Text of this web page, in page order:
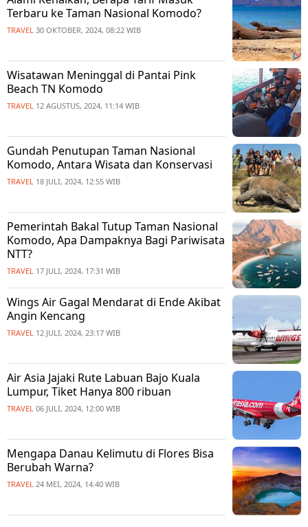
Terbaru ke Taman Nasional Komodo?
TRAVEL 30 OKTOBER, 2024, 08:22 WIB
Wisatawan Meninggal di Pantai Pink
Beach TN Komodo
TRAVEL 12 AGUSTUS, 2024, 11:14 WIB
Gundah Penutupan Taman Nasional
Komodo, Antara Wisata dan Konservasi
TRAVEL 18 JULI, 2024, 12:55 WIB
Pemerintah Bakal Tutup Taman Nasional
Komodo, Apa Dampaknya Bagi Pariwisata
NTT?
TRAVEL 17 JULI, 2024, 17:31 WIB
Wings Air Gagal Mendarat di Ende Akibat
Angin Kencang
TRAVEL 12 JULI, 2024, 23:17 WIB
Air Asia Jajaki Rute Labuan Bajo Kuala
Lumpur, Tiket Hanya 800 ribuan
TRAVEL 06 JULI, 2024, 12:00 WIB
Mengapa Danau Kelimutu di Flores Bisa
Berubah Warna?
TRAVEL 24 MEI, 2024, 14:40 WIB